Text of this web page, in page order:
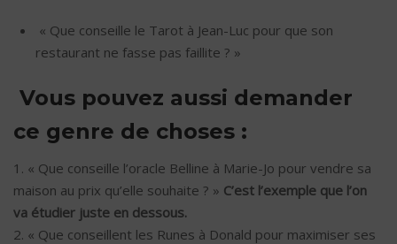
« Que conseille le Tarot à Jean-Luc pour que son
restaurant ne fasse pas faillite ? »
Vous pouvez aussi demander
ce genre de choses :
1. « Que conseille l’oracle Belline à Marie-Jo pour vendre sa
maison au prix qu’elle souhaite ? » C’est l’exemple que l’on
va étudier juste en dessous.
2. « Que conseillent les Runes à Donald pour maximiser ses